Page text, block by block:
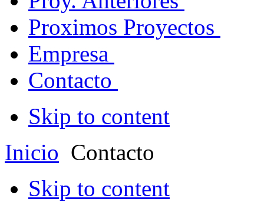
Proximos Proyectos
Empresa
Contacto
Skip to content
Inicio Contacto
Skip to content